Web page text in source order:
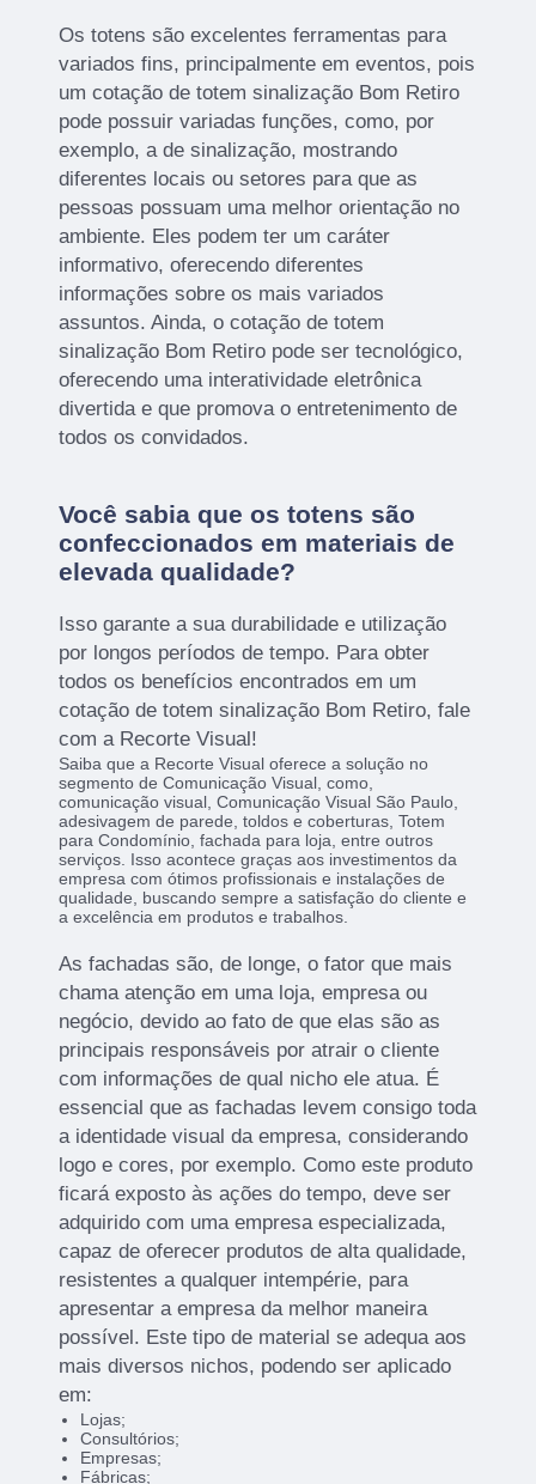
Os totens são excelentes ferramentas para
variados fins, principalmente em eventos, pois
um cotação de totem sinalização Bom Retiro
pode possuir variadas funções, como, por
exemplo, a de sinalização, mostrando
diferentes locais ou setores para que as
pessoas possuam uma melhor orientação no
ambiente. Eles podem ter um caráter
informativo, oferecendo diferentes
informações sobre os mais variados
assuntos. Ainda, o cotação de totem
sinalização Bom Retiro pode ser tecnológico,
oferecendo uma interatividade eletrônica
divertida e que promova o entretenimento de
todos os convidados.
Você sabia que os totens são
confeccionados em materiais de
elevada qualidade?
Isso garante a sua durabilidade e utilização
por longos períodos de tempo. Para obter
todos os benefícios encontrados em um
cotação de totem sinalização Bom Retiro, fale
com a Recorte Visual!
Saiba que a Recorte Visual oferece a solução no
segmento de Comunicação Visual, como,
comunicação visual, Comunicação Visual São Paulo,
adesivagem de parede, toldos e coberturas, Totem
para Condomínio, fachada para loja, entre outros
serviços. Isso acontece graças aos investimentos da
empresa com ótimos profissionais e instalações de
qualidade, buscando sempre a satisfação do cliente e
a excelência em produtos e trabalhos.
As fachadas são, de longe, o fator que mais
chama atenção em uma loja, empresa ou
negócio, devido ao fato de que elas são as
principais responsáveis por atrair o cliente
com informações de qual nicho ele atua. É
essencial que as fachadas levem consigo toda
a identidade visual da empresa, considerando
logo e cores, por exemplo. Como este produto
ficará exposto às ações do tempo, deve ser
adquirido com uma empresa especializada,
capaz de oferecer produtos de alta qualidade,
resistentes a qualquer intempérie, para
apresentar a empresa da melhor maneira
possível. Este tipo de material se adequa aos
mais diversos nichos, podendo ser aplicado
em:
Lojas;
Consultórios;
Empresas;
Fábricas;